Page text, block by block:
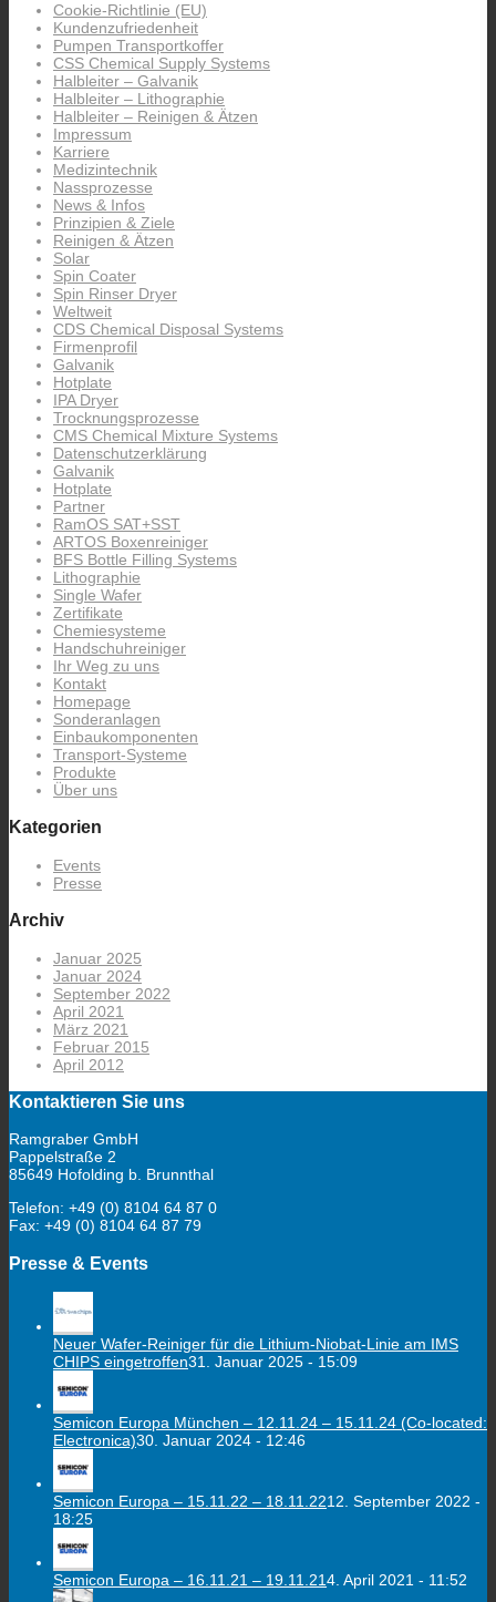
Cookie-Richtlinie (EU)
Kundenzufriedenheit
Pumpen Transportkoffer
CSS Chemical Supply Systems
Halbleiter – Galvanik
Halbleiter – Lithographie
Halbleiter – Reinigen & Ätzen
Impressum
Karriere
Medizintechnik
Nassprozesse
News & Infos
Prinzipien & Ziele
Reinigen & Ätzen
Solar
Spin Coater
Spin Rinser Dryer
Weltweit
CDS Chemical Disposal Systems
Firmenprofil
Galvanik
Hotplate
IPA Dryer
Trocknungsprozesse
CMS Chemical Mixture Systems
Datenschutzerklärung
Galvanik
Hotplate
Partner
RamOS SAT+SST
ARTOS Boxenreiniger
BFS Bottle Filling Systems
Lithographie
Single Wafer
Zertifikate
Chemiesysteme
Handschuhreiniger
Ihr Weg zu uns
Kontakt
Homepage
Sonderanlagen
Einbaukomponenten
Transport-Systeme
Produkte
Über uns
Kategorien
Events
Presse
Archiv
Januar 2025
Januar 2024
September 2022
April 2021
März 2021
Februar 2015
April 2012
Kontaktieren Sie uns
Ramgraber GmbH
Pappelstraße 2
85649 Hofolding b. Brunnthal
Telefon: +49 (0) 8104 64 87 0
Fax: +49 (0) 8104 64 87 79
Presse & Events
Neuer Wafer-Reiniger für die Lithium-Niobat-Linie am IMS
CHIPS eingetroffen31. Januar 2025 - 15:09
Semicon Europa München – 12.11.24 – 15.11.24 (Co-located:
Electronica)30. Januar 2024 - 12:46
Semicon Europa – 15.11.22 – 18.11.2212. September 2022 -
18:25
Semicon Europa – 16.11.21 – 19.11.214. April 2021 - 11:52